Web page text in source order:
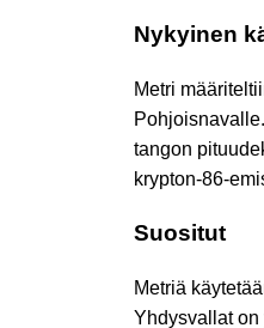
Nykyinen
Metri
tangon
krypton-86-
Suositut
Metriä
Yhdysvallat